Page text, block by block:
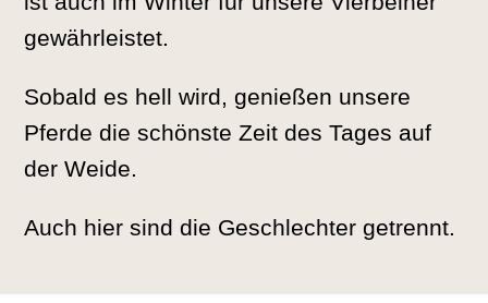
gewährleistet.
Sobald es hell wird, genießen unsere
Pferde die schönste Zeit des Tages auf
der Weide.
Auch hier sind die Geschlechter getrennt.